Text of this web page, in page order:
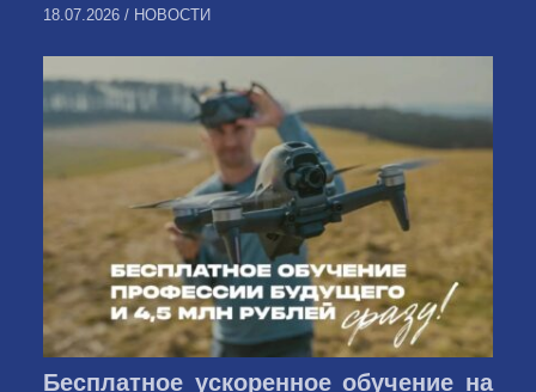
18.07.2026 / НОВОСТИ
Бесплатное ускоренное обучение на